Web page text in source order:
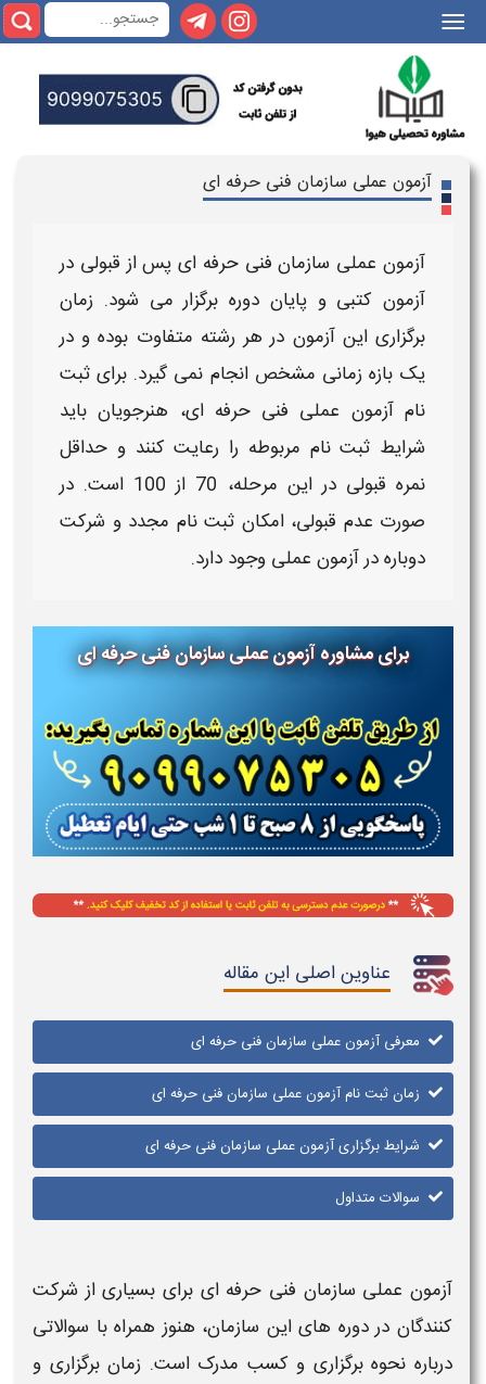
|||
آزمون عملی سازمان فنی حرفه ای
آزمون عملی سازمان فنی حرفه ایپس از قبولی در
آزمون کتبی و پایان دوره برگزار می‌ شود. زمان
برگزاریاینآزمون در هر رشته متفاوت بوده و در
یک بازه زمانی مشخص انجام نمی‌ گیرد. برایثبت
نام آزمون عملی فنی حرفه ای، هنرجویان باید
شرایط ثبت نام مربوطه را رعایت کنند و حداقل
نمره قبولی در این مرحله، 70 از 100 است. در
صورت عدم قبولی، امکان ثبت نام مجدد و شرکت
دوباره درآزمون عملی وجود دارد.
برای مشاوره آزمون عملی سازمان فنی حرفه ای
عناوین اصلی این مقاله
معرفی آزمون عملی سازمان فنی حرفه ای
زمان ثبت نام آزمون عملی سازمان فنی حرفه ای
شرایط برگزاری آزمون عملی سازمان فنی حرفه ای
سوالات متداول
آزمون عملی سازمان فنی حرفه ای برای بسیاری از شرکت‌
کنندگان در دوره‌ های این سازمان، هنوز همراه با سوالاتی
درباره نحوه برگزاری و کسب مدرک است. زمان برگزاری و